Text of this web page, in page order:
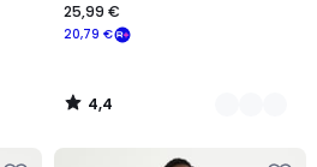
20,79 €
25,99 €
4,4
/